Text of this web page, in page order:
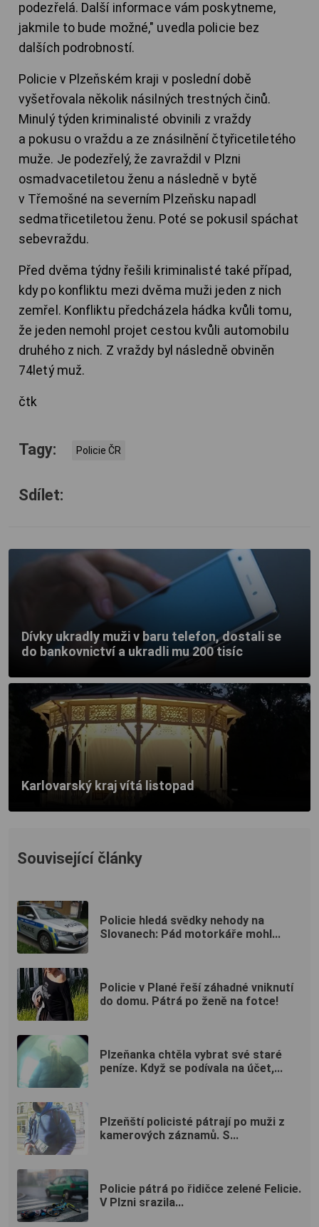
podezřelá. Další informace vám poskytneme,
jakmile to bude možné," uvedla policie bez
dalších podrobností.
Policie v Plzeňském kraji v poslední době
vyšetřovala několik násilných trestných činů.
Minulý týden kriminalisté obvinili z vraždy
a pokusu o vraždu a ze znásilnění čtyřicetiletého
muže. Je podezřelý, že zavraždil v Plzni
osmadvacetiletou ženu a následně v bytě
v Třemošné na severním Plzeňsku napadl
sedmatřicetiletou ženu. Poté se pokusil spáchat
sebevraždu.
Před dvěma týdny řešili kriminalisté také případ,
kdy po konfliktu mezi dvěma muži jeden z nich
zemřel. Konfliktu předcházela hádka kvůli tomu,
že jeden nemohl projet cestou kvůli automobilu
druhého z nich. Z vraždy byl následně obviněn
74letý muž.
čtk
Tagy: Policie ČR
Sdílet:
Dívky ukradly muži v baru telefon, dostali se
do bankovnictví a ukradli mu 200 tisíc
Karlovarský kraj vítá listopad
Související články
Policie hledá svědky nehody na
Slovanech: Pád motorkáře mohl...
Policie v Plané řeší záhadné vniknutí
do domu. Pátrá po ženě na fotce!
Plzeňanka chtěla vybrat své staré
peníze. Když se podívala na účet,...
Plzeňští policisté pátrají po muži z
kamerových záznamů. S...
Policie pátrá po řidičce zelené Felicie.
V Plzni srazila...